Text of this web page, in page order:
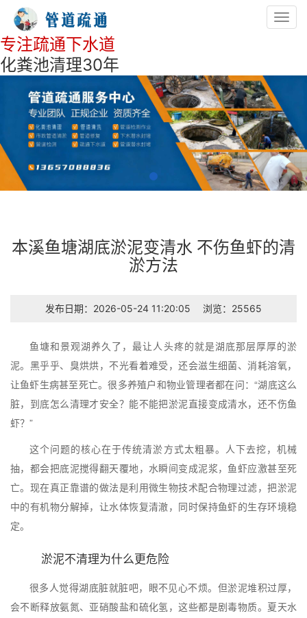
专注疏通下水道
化粪池清理30年
本溪鱼塘湖底淤泥变清水 不伤鱼虾的清
淤方法
发布日期：2026-05-24 11:20:05 浏览：25565
鱼塘和景观湖养久了，最让人头疼的就是湖底那层厚厚的淤
泥。黑乎乎、臭烘烘，不光看着难受，还会滋生细菌、消耗溶氧，
让鱼虾生病甚至死亡。很多养殖户和物业管理者都在问：“湖底这么
脏，到底怎么清理才安全？能不能把淤泥直接变成清水，还不伤鱼
虾？”
这个问题的核心在于传统清淤方式太粗暴。人下去挖，机械
抽，都会把底泥搅得翻天覆地，水瞬间变成泥浆，鱼虾应激甚至死
亡。现在真正靠谱的做法是利用微生物技术配合物理过滤，把淤泥
中的有机物分解掉，让水体恢复清澈，同时保持鱼虾的生存环境稳
定。
淤泥不清理为什么更危险
很多人觉得湖底脏就脏吧，眼不见心不烦。但淤泥堆积过厚，
会不断释放氨氮、亚硝酸盐和硫化氢，这些都是剧毒物质。夏天水